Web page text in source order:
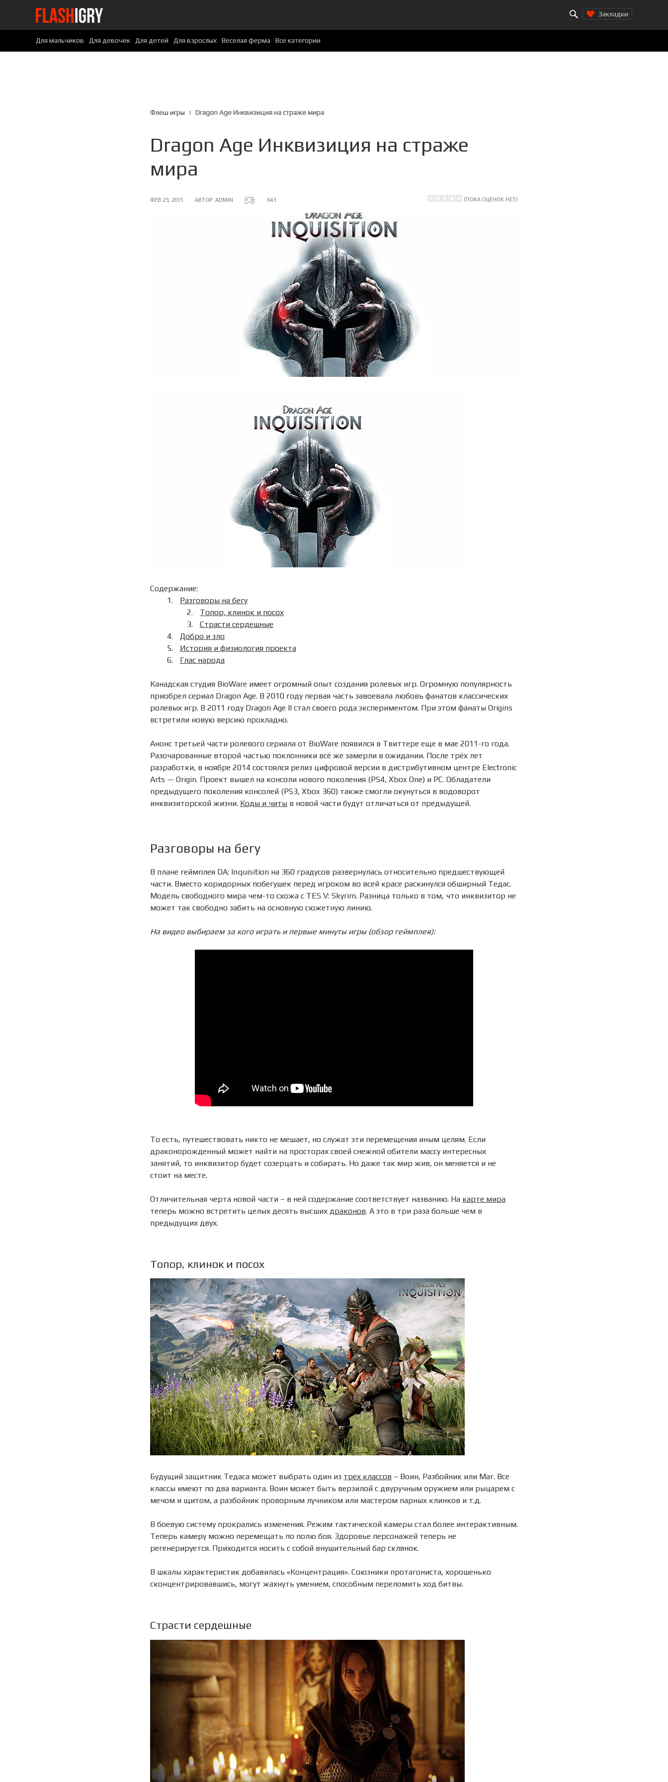
содержимому
Search for:
Закладки
Для мальчиков Для девочек Для детей Для взрослых Веселая ферма Все категории
Флеш игры | Dragon Age Инквизиция на страже мира
Dragon Age Инквизиция на страже
мира
ОПУБЛИКОВАНО
ФЕВ 23, 2015 АВТОР: ADMIN 643 (ПОКА ОЦЕНОК НЕТ)
Содержание:
Разговоры на бегу
Топор, клинок и посох
Страсти сердешные
Добро и зло
История и физиология проекта
Глас народа
Канадская студия BioWare имеет огромный опыт создания ролевых игр. Огромную популярность
приобрел сериал Dragon Age. В 2010 году первая часть завоевала любовь фанатов классических
ролевых игр. В 2011 году Dragon Age II стал своего рода экспериментом. При этом фанаты Origins
встретили новую версию прохладно.
Анонс третьей части ролевого сериала от BioWare появился в Твиттере еще в мае 2011-го года.
Разочарованные второй частью поклонники всё же замерли в ожидании. После трёх лет
разработки, в ноябре 2014 состоялся релиз цифровой версии в дистрибутивном центре Electronic
Arts — Origin. Проект вышел на консоли нового поколения (PS4, Xbox One) и РС. Обладатели
предыдущего поколения консолей (PS3, Xbox 360) также смогли окунуться в водоворот
инквизиторской жизни. Коды и читы в новой части будут отличаться от предыдущей.
Разговоры на бегу
В плане геймплея DA: Inquisition на 360 градусов развернулась относительно предшествующей
части. Вместо коридорных побегушек перед игроком во всей красе раскинулся обширный Тедас.
Модель свободного мира чем-то схожа с TES V: Skyrim. Разница только в том, что инквизитор не
может так свободно забить на основную сюжетную линию.
На видео выбираем за кого играть и первые минуты игры (обзор геймплея):
То есть, путешествовать никто не мешает, но служат эти перемещения иным целям. Если
драконорожденный может найти на просторах своей снежной обители массу интересных
занятий, то инквизитор будет созерцать и собирать. Но даже так мир жив, он меняется и не
стоит на месте.
Отличительная черта новой части – в ней содержание соответствует названию. На карте мира
теперь можно встретить целых десять высших драконов. А это в три раза больше чем в
предыдущих двух.
Топор, клинок и посох
Будущий защитник Тедаса может выбрать один из трех классов – Воин, Разбойник или Маг. Все
классы имеют по два варианта. Воин может быть верзилой с двуручным оружием или рыцарем с
мечом и щитом, а разбойник проворным лучником или мастером парных клинков и т.д.
В боевую систему прокрались изменения. Режим тактической камеры стал более интерактивным.
Теперь камеру можно перемещать по полю боя. Здоровье персонажей теперь не
регенерируется. Приходится носить с собой внушительный бар склянок.
В шкалы характеристик добавилась «Концентрация». Союзники протагониста, хорошенько
сконцентрировавшись, могут жахнуть умением, способным переломить ход битвы.
Страсти сердешные